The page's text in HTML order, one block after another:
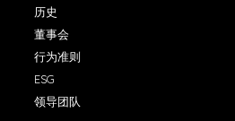
历史
董事会
行为准则
ESG
领导团队